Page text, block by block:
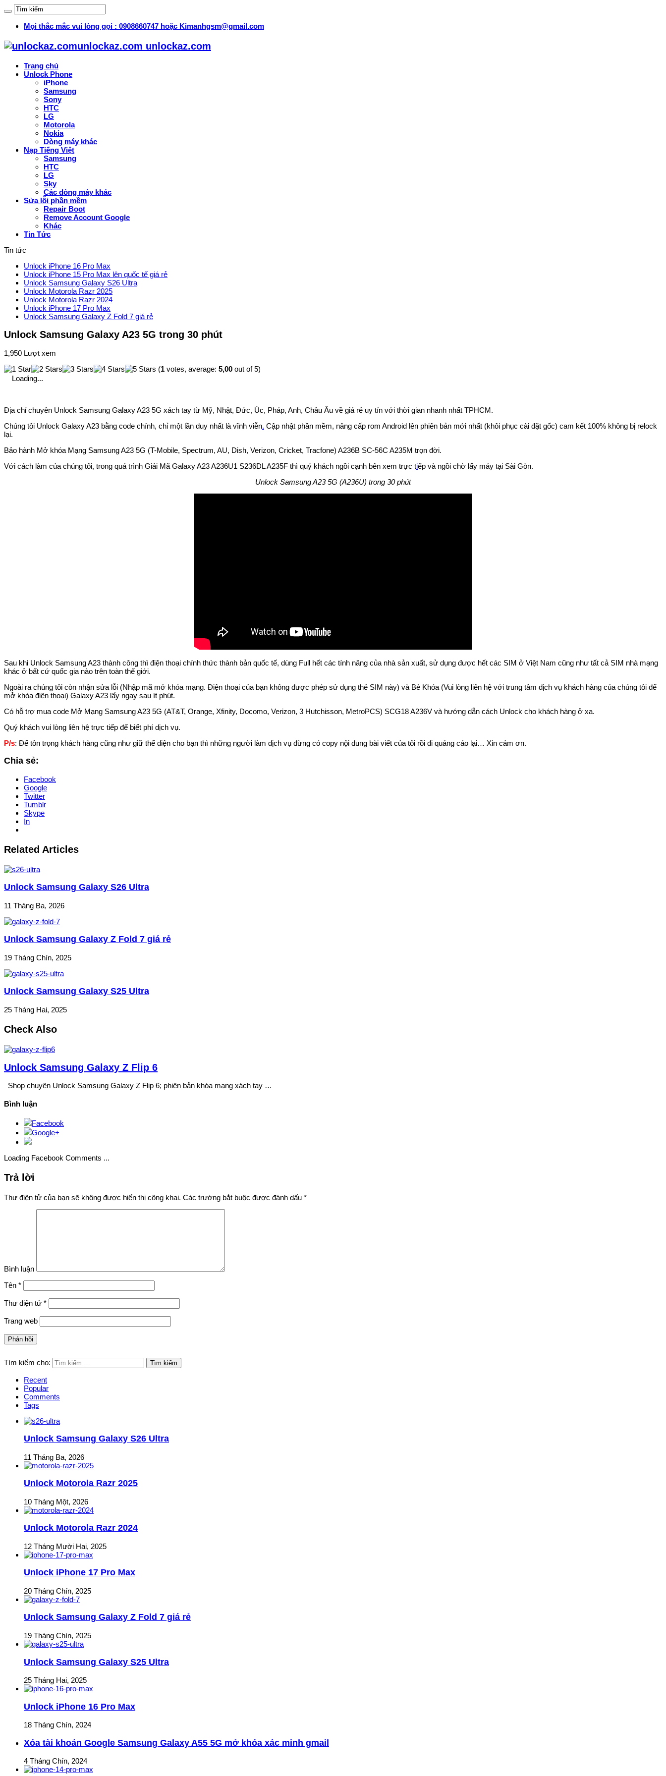
Mọi thắc mắc vui lòng gọi : 0908660747 hoặc Kimanhgsm@gmail.com
unlockaz.com unlockaz.com
Trang chủ
Unlock Phone
iPhone
Samsung
Sony
HTC
LG
Motorola
Nokia
Dòng máy khác
Nạp Tiếng Việt
Samsung
HTC
LG
Sky
Các dòng máy khác
Sửa lỗi phần mềm
Repair Boot
Remove Account Google
Khác
Tin Tức
Tin tức
Unlock iPhone 16 Pro Max
Unlock iPhone 15 Pro Max lên quốc tế giá rẻ
Unlock Samsung Galaxy S26 Ultra
Unlock Motorola Razr 2025
Unlock Motorola Razr 2024
Unlock iPhone 17 Pro Max
Unlock Samsung Galaxy Z Fold 7 giá rẻ
Unlock Samsung Galaxy A23 5G trong 30 phút
1,950 Lượt xem
(1 votes, average: 5,00 out of 5)
Loading...
Địa chỉ chuyên Unlock Samsung Galaxy A23 5G xách tay từ Mỹ, Nhật, Đức, Úc, Pháp, Anh, Châu Âu về giá rẻ uy tín với thời gian nhanh nhất TPHCM.
Chúng tôi Unlock Galaxy A23 bằng code chính, chỉ một lần duy nhất là vĩnh viễn. Cập nhật phần mềm, nâng cấp rom Android lên phiên bản mới nhất (khôi phục cài đặt gốc) cam kết 100% không bị relock
lại.
Bảo hành Mở khóa Mạng Samsung A23 5G (T-Mobile, Spectrum, AU, Dish, Verizon, Cricket, Tracfone) A236B SC-56C A235M trọn đời.
Với cách làm của chúng tôi, trong quá trình Giải Mã Galaxy A23 A236U1 S236DL A235F thì quý khách ngồi cạnh bên xem trực tiếp và ngồi chờ lấy máy tại Sài Gòn.
Unlock Samsung A23 5G (A236U) trong 30 phút
Sau khi Unlock Samsung A23 thành công thì điện thoại chính thức thành bản quốc tế, dùng Full hết các tính năng của nhà sản xuất, sử dụng được hết các SIM ở Việt Nam cũng như tất cả SIM nhà mạng
khác ở bất cứ quốc gia nào trên toàn thế giới.
Ngoài ra chúng tôi còn nhận sửa lỗi (Nhập mã mở khóa mạng. Điện thoại của bạn không được phép sử dụng thẻ SIM này) và Bẻ Khóa (Vui lòng liên hệ với trung tâm dịch vụ khách hàng của chúng tôi để
mở khóa điện thoại) Galaxy A23 lấy ngay sau ít phút.
Có hỗ trợ mua code Mở Mạng Samsung A23 5G (AT&T, Orange, Xfinity, Docomo, Verizon, 3 Hutchisson, MetroPCS) SCG18 A236V và hướng dẫn cách Unlock cho khách hàng ở xa.
Quý khách vui lòng liên hệ trực tiếp để biết phí dịch vụ.
P/s: Để tôn trọng khách hàng cũng như giữ thể diện cho bạn thì những người làm dịch vụ đừng có copy nội dung bài viết của tôi rồi đi quảng cáo lại… Xin cảm ơn.
Chia sẻ:
Facebook
Google
Twitter
Tumblr
Skype
In
Related Articles
Unlock Samsung Galaxy S26 Ultra
11 Tháng Ba, 2026
Unlock Samsung Galaxy Z Fold 7 giá rẻ
19 Tháng Chín, 2025
Unlock Samsung Galaxy S25 Ultra
25 Tháng Hai, 2025
Check Also
Unlock Samsung Galaxy Z Flip 6
Shop chuyên Unlock Samsung Galaxy Z Flip 6; phiên bản khóa mạng xách tay …
Bình luận
Facebook
Google+
Loading Facebook Comments ...
Trả lời
Thư điện tử của bạn sẽ không được hiển thị công khai. Các trường bắt buộc được đánh dấu *
Bình luận
Tên *
Thư điện tử *
Trang web
Tìm kiếm cho:
Recent
Popular
Comments
Tags
Unlock Samsung Galaxy S26 Ultra
11 Tháng Ba, 2026
Unlock Motorola Razr 2025
10 Tháng Một, 2026
Unlock Motorola Razr 2024
12 Tháng Mười Hai, 2025
Unlock iPhone 17 Pro Max
20 Tháng Chín, 2025
Unlock Samsung Galaxy Z Fold 7 giá rẻ
19 Tháng Chín, 2025
Unlock Samsung Galaxy S25 Ultra
25 Tháng Hai, 2025
Unlock iPhone 16 Pro Max
18 Tháng Chín, 2024
Xóa tài khoản Google Samsung Galaxy A55 5G mở khóa xác minh gmail
4 Tháng Chín, 2024